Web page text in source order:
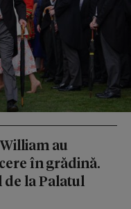
au
în grădină.
la Palatul